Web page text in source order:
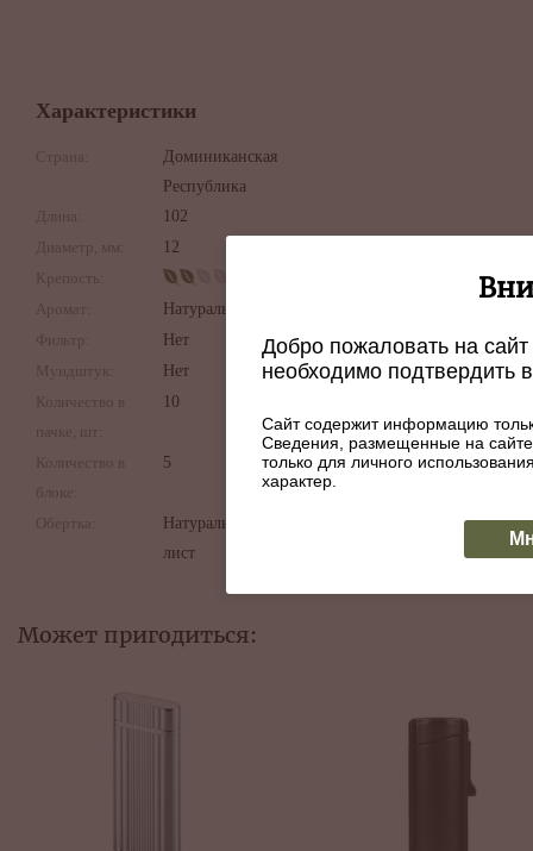
Характеристики
Страна:
Доминиканская
Республика
Длина:
102
Диаметр, мм:
12
Крепость:
Аромат:
Натуральный
Фильтр:
Нет
Мундштук:
Нет
Количество в
пачке, шт:
10
Количество в
блоке:
5
Обертка:
Натуральный
лист
Может пригодиться:
Добро пожаловать на
необходимо подтвердить
Сайт содержит информацию
Сведения, размещенные на
только для личного
характер.